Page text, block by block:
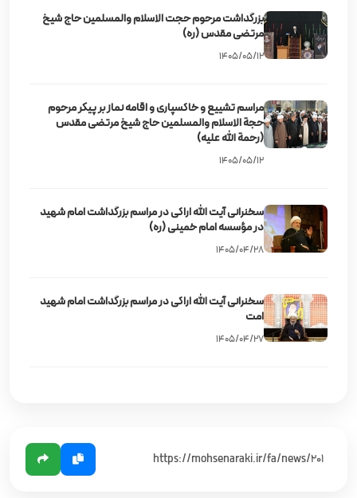
بزرگداشت مرحوم حجت‌ الاسلام والمسلمین حاج شیخ
مرتضی مقدس (ره)
۱۴۰۵/۰۵/۱۲
مراسم تشییع و خاکسپاری و اقامه نماز بر پیکر مرحوم
حجة الاسلام والمسلمین حاج شیخ مرتضی مقدس
(رحمة الله علیه)
۱۴۰۵/۰۵/۱۲
سخنرانی آیت‌ الله اراکی در مراسم بزرگداشت امام شهید
در مؤسسه امام خمینی (ره)
۱۴۰۵/۰۴/۲۸
سخنرانی آیت‌ الله اراکی در مراسم بزرگداشت امام شهید
امت
۱۴۰۵/۰۴/۲۷